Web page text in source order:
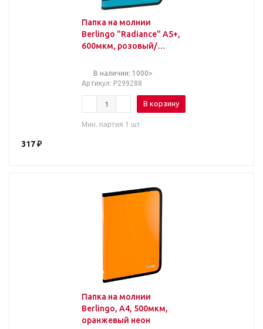
Папка на молнии
Berlingo "Radiance" А5+,
600мкм, розовый/
рисунком
В наличии: 1000>
Артикул: Р299288
В корзину
Мин. партия 1 шт
317₽
Папка на молнии
Berlingo, А4, 500мкм,
оранжевый неон